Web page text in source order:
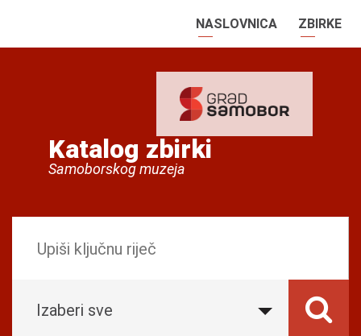
NASLOVNICA ZBIRKE
Katalog zbirki
Samoborskog muzeja
Izaberi sve